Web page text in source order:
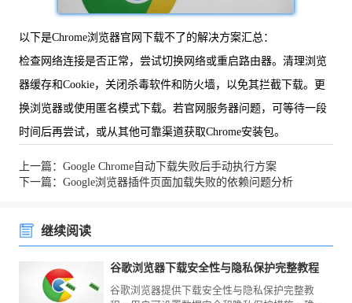
以下是Chrome浏览器官网下载不了的解决方案汇总：
检查网络连接是否正常，尝试切换网络或重启路由器。清理浏览
器缓存和Cookie，关闭杀毒软件和防火墙，以免其拦截下载。更
换浏览器或使用匿名模式下载。若官网服务器问题，可等待一段
时间后再尝试，或从其他可靠渠道获取Chrome安装包。
上一篇：Google Chrome自动下载失败后手动执行方案
下一篇：Google浏览器插件页面加载失败的依赖问题分析
继续阅读
谷歌浏览器下载安全性与隐私保护完整教程
谷歌浏览器提供下载安全性与隐私保护完整教